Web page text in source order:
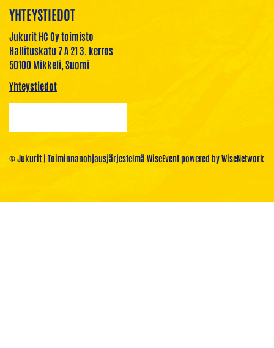
YHTEYSTIEDOT
Jukurit HC Oy toimisto
Hallituskatu 7 A 21 3. kerros
50100 Mikkeli, Suomi
Yhteystiedot
© Jukurit | Toiminnanohjausjärjestelmä WiseEventpowered byWiseNetwork